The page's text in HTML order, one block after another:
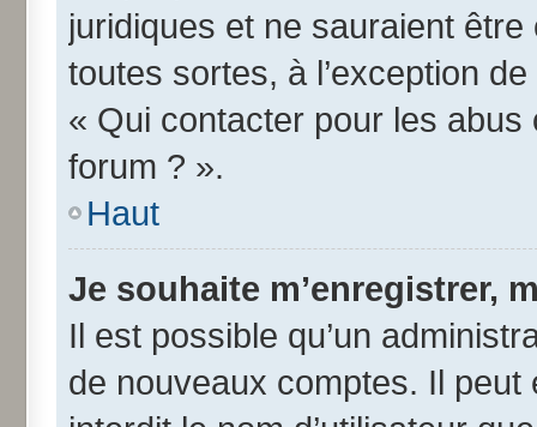
juridiques et ne sauraient
toutes sortes, à l’exception
« Qui contacter pour les
forum ? ».
Haut
Je souhaite m’enregistrer,
Il est possible qu’un
de nouveaux comptes. Il